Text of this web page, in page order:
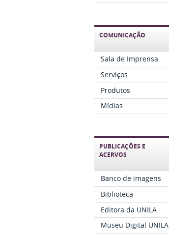
COMUNICAÇÃO
Sala de Imprensa
Serviços
Produtos
Mídias
PUBLICAÇÕES E
ACERVOS
Banco de imagens
Biblioteca
Editora da UNILA
Museu Digital UNILA